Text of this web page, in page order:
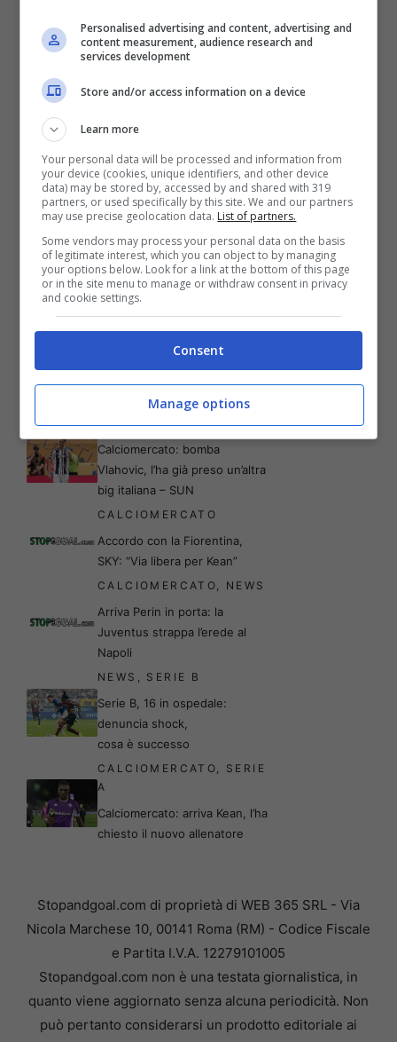
Articoli recenti
CALCIOMERCATO
Calciomercato, Retegui torna
Mondiale: la svolta
CALCIOMERCATO
Calciomercato: bomba
Vlahovic, l’ha già preso un’altra
big italiana – SUN
CALCIOMERCATO
Accordo con la Fiorentina,
SKY: “Via libera per Kean”
CALCIOMERCATO NEWS
Arriva Perin in porta: la
Juventus strappa l’erede al
Napoli
NEWS SERIE B
Serie B, 16 in ospedale:
denuncia shock,
cosa è successo
CALCIOMERCATO
SERIE
A
Calciomercato: arriva Kean, l’ha
chiesto il nuovo allenatore
Stopandgoal.com di proprietà di WEB 365 SRL - Via
Nicola Marchese 10, 00141 Roma (RM) - Codice Fiscale
e Partita I.V.A. 12279101005
Stopandgoal.com non è una testata giornalistica, in
quanto viene aggiornato senza alcuna periodicità. Non
può pertanto considerarsi un prodotto editoriale ai
Personalised advertising and content, advertising and
content measurement, audience research and
services development
Store and/or access information on a device
Learn more
Your personal data will be processed and information from
your device (cookies, unique identifiers, and other device
data) may be stored by, accessed by and shared with 319
partners, or used specifically by this site. We and our partners
may use precise geolocation data. List of partners.
Some vendors may process your personal data on the basis
of legitimate interest, which you can object to by managing
your options below. Look for a link at the bottom of this page
or in the site menu to manage or withdraw consent in privacy
and cookie settings.
Consent
Manage options